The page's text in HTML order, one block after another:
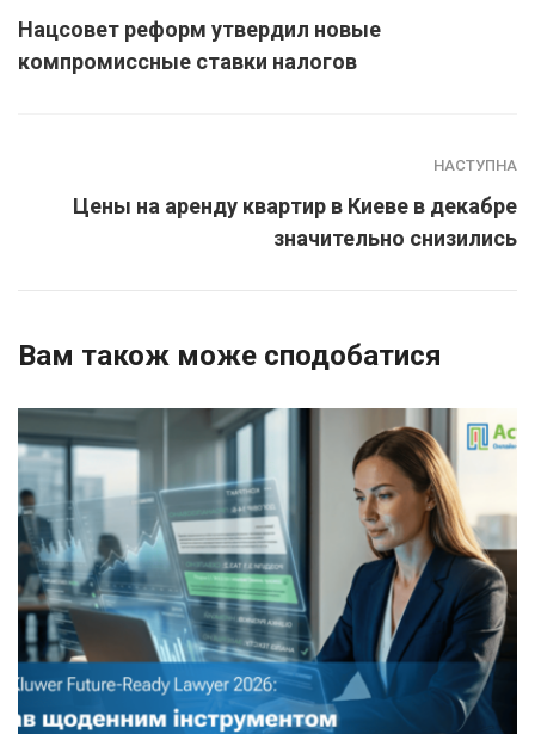
Нацсовет реформ утвердил новые
компромиссные ставки налогов
НАСТУПНА
Цены на аренду квартир в Киеве в декабре
значительно снизились
Вам також може сподобатися